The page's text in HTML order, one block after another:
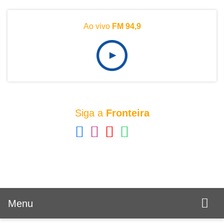
Ao vivo FM 94,9
Siga a Fronteira
Menu